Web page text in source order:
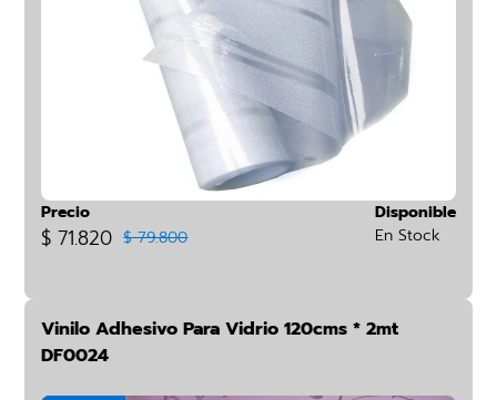
Precio
$ 71.820 $ 79.800
Disponible
En Stock
Vinilo Adhesivo Para Vidrio 120cms * 2mt
DF0024